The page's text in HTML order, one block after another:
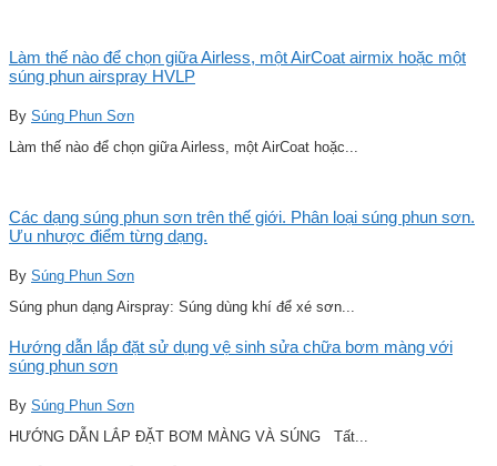
Làm thế nào để chọn giữa Airless, một AirCoat airmix hoặc một
súng phun airspray HVLP
By Súng Phun Sơn
Làm thế nào để chọn giữa Airless, một AirCoat hoặc...
Các dạng súng phun sơn trên thế giới. Phân loại súng phun sơn.
Ưu nhược điểm từng dạng.
By Súng Phun Sơn
Súng phun dạng Airspray: Súng dùng khí để xé sơn...
Hướng dẫn lắp đặt sử dụng vệ sinh sửa chữa bơm màng với
súng phun sơn
By Súng Phun Sơn
HƯỚNG DẪN LẮP ĐẶT BƠM MÀNG VÀ SÚNG Tất...